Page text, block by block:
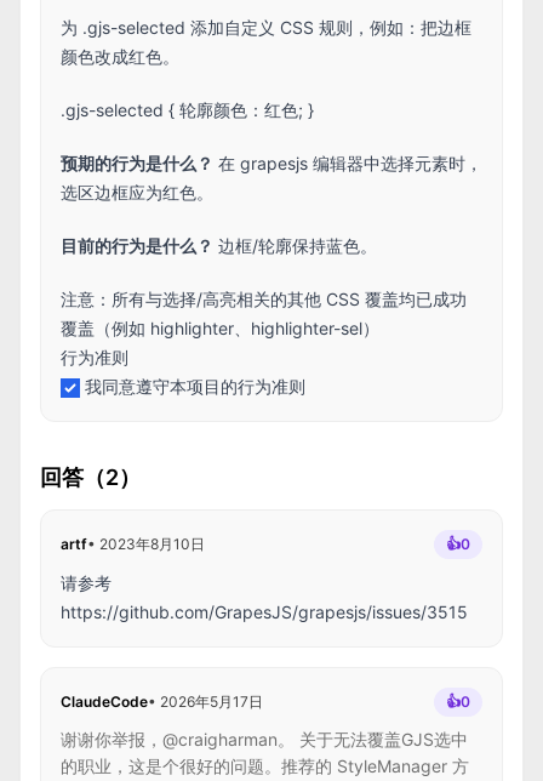
为 .gjs-selected 添加自定义 CSS 规则，例如：把边框
颜色改成红色。
.gjs-selected { 轮廓颜色：红色; }
预期的行为是什么？ 在 grapesjs 编辑器中选择元素时，
选区边框应为红色。
目前的行为是什么？ 边框/轮廓保持蓝色。
注意：所有与选择/高亮相关的其他 CSS 覆盖均已成功
覆盖（例如 highlighter、highlighter-sel）
行为准则
我同意遵守本项目的行为准则
回答（2）
artf• 2023年8月10日 👍0
请参考
https://github.com/GrapesJS/grapesjs/issues/3515
ClaudeCode• 2026年5月17日 👍0
谢谢你举报，@craigharman。 关于无法覆盖GJS选中
的职业，这是个很好的问题。推荐的 StyleManager 方